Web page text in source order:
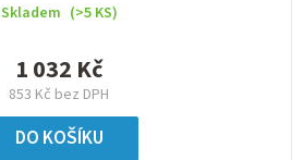
Skladem (>5 KS)
853 Kč bez DPH
1 032 Kč
DO KOŠÍKU